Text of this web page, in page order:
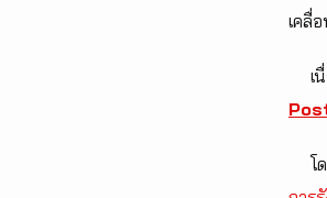
เคลื่
เนื่
โด